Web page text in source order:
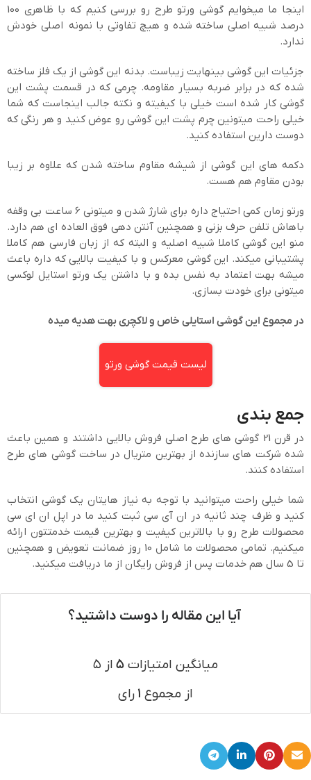
اینجا ما میخوایم گوشی ورتو طرح رو بررسی کنیم که با ظاهری 100
درصد شبیه اصلی ساخته شده و هیچ تفاوتی با نمونه اصلی خودش
ندارد.
جزئیات این گوشی بینهایت زیباست. بدنه این گوشی از یک فلز ساخته
شده که در برابر ضربه بسیار مقاومه. چرمی که در قسمت پشت این
گوشی کار شده است خیلی با کیفیته و نکته جالب اینجاست که شما
خیلی راحت میتونین چرم پشت این گوشی رو عوض کنید و هر رنگی که
دوست دارین استفاده کنید.
دکمه های این گوشی از شیشه مقاوم ساخته شدن که علاوه بر زیبا
بودن مقاوم هم هست.
ورتو زمان کمی احتیاج داره برای شارژ شدن و میتونی 6 ساعت بی وقفه
باهاش تلفن حرف بزنی و همچنین آنتن دهی فوق العاده ای هم دارد.
منو این گوشی کاملا شبیه اصلیه و البته که از زبان فارسی هم کاملا
پشتیبانی میکند. این گوشی معرکس و با کیفیت بالایی که داره باعث
میشه بهت اعتماد به نفس بده و با داشتن یک ورتو استایل لوکسی
میتونی برای خودت بسازی.
در مجموع این گوشی استایلی خاص و لاکچری بهت هدیه میده
لیست قیمت گوشی ورتو
جمع بندی
در قرن 21 گوشی های طرح اصلی فروش بالایی داشتند و همین باعث
شده شرکت های سازنده از بهترین متریال در ساخت گوشی های طرح
استفاده کنند.
شما خیلی راحت میتوانید با توجه به نیاز هایتان یک گوشی انتخاب
کنید و ظرف چند ثانیه در ان آی سی ثبت کنید ما در اپل ان ای سی
محصولات طرح رو با بالاترین کیفیت و بهترین قیمت خدمتتون ارائه
میکنیم. تمامی محصولات ما شامل 10 روز ضمانت تعویض و همچنین
تا 5 سال هم خدمات پس از فروش رایگان از ما دریافت میکنید.
آیا این مقاله را دوست داشتید؟
میانگین امتیازات ۵ از ۵
از مجموع ۱ رای